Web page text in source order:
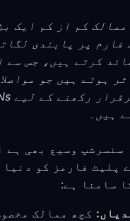
ممالک کم از کم ایک
فارم پر پابندی
کرتے ہیں، جس سے
ہوتے ہیں جو
ہیں۔
سنسرشپ وسیع بھی ہے
پلیٹ فارمز کو دنیا
سامنا ہے:
کچھ ممالک